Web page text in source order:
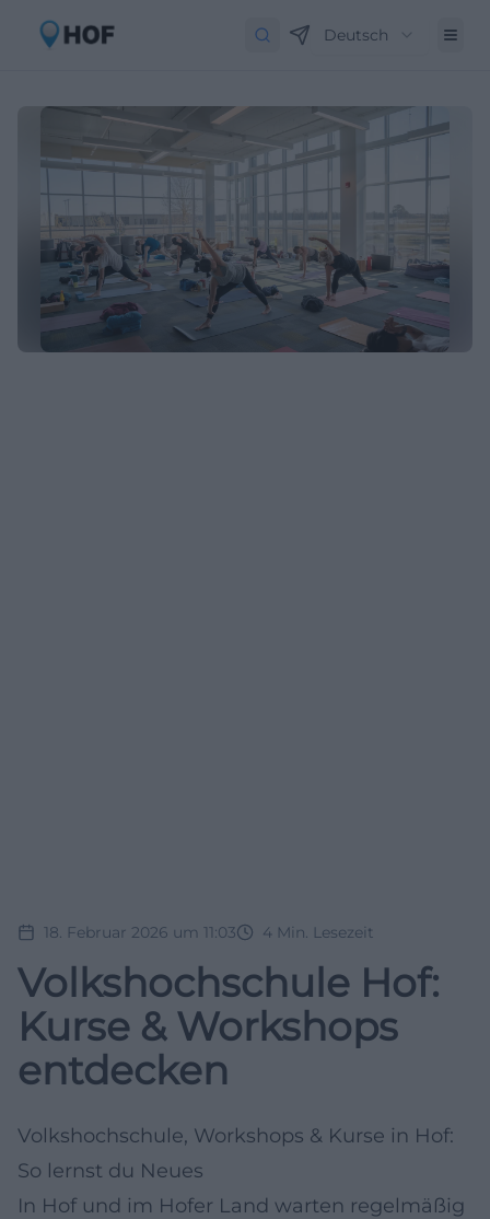
Deutsch
18. Februar 2026 um 11:03 4 Min. Lesezeit
Volkshochschule Hof:
Kurse & Workshops
entdecken
Volkshochschule, Workshops & Kurse in Hof:
So lernst du Neues
In Hof und im Hofer Land warten regelmäßig